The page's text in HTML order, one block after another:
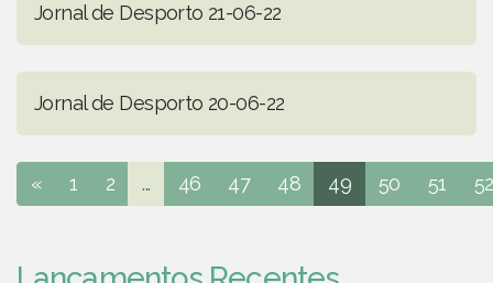
Jornal de Desporto 21-06-22
Jornal de Desporto 20-06-22
« 1 2 ... 46 47 48 49 50 51 52